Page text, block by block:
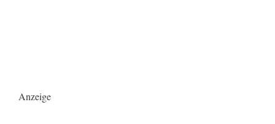
Anzeige